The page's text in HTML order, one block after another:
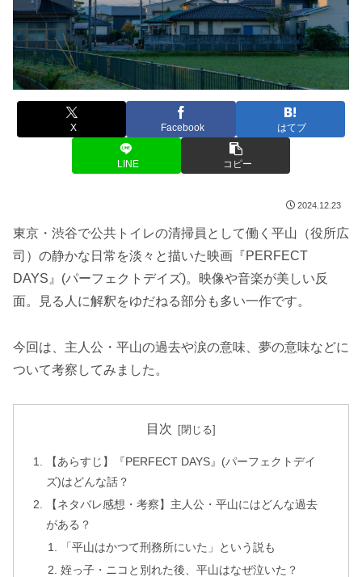
X Facebook はてブ
LINE コピー
2024.12.23
東京・渋谷で公共トイレの清掃員として働く平山（役所広
司）の静かな日常を淡々と描いた映画『PERFECT
DAYS』(パーフェクトデイズ)。映像や音楽が美しい反
面。見る人に解釈をゆだねる部分も多い一作です。
今回は、主人公・平山の過去や涙の意味、夢の意味などに
ついて考察してみました。
目次
【あらすじ】『PERFECT DAYS』(パーフェクトデイ
ズ)はどんな話？
【ネタバレ感想・考察】主人公・平山にはどんな過去
がある？
「平山はかつて刑務所にいた」という説も
姪っ子・ニコと別れた後、平山はなぜ泣いた？